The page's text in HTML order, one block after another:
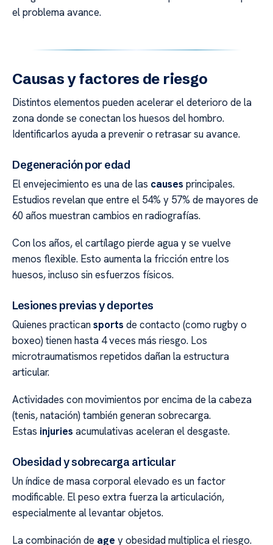
el problema avance.
Causas y factores de riesgo
Distintos elementos pueden acelerar el deterioro de la
zona donde se conectan los huesos del hombro.
Identificarlos ayuda a prevenir o retrasar su avance.
Degeneración por edad
El envejecimiento es una de las causes principales.
Estudios revelan que entre el 54% y 57% de mayores de
60 años muestran cambios en radiografías.
Con los años, el cartílago pierde agua y se vuelve
menos flexible. Esto aumenta la fricción entre los
huesos, incluso sin esfuerzos físicos.
Lesiones previas y deportes
Quienes practicansports de contacto (como rugby o
boxeo) tienen hasta 4 veces más riesgo. Los
microtraumatismos repetidos dañan la estructura
articular.
Actividades con movimientos por encima de la cabeza
(tenis, natación) también generan sobrecarga.
Estas injuries acumulativas aceleran el desgaste.
Obesidad y sobrecarga articular
Un índice de masa corporal elevado es un factor
modificable. El peso extra fuerza la articulación,
especialmente al levantar objetos.
La combinación de age y obesidad multiplica el riesgo.